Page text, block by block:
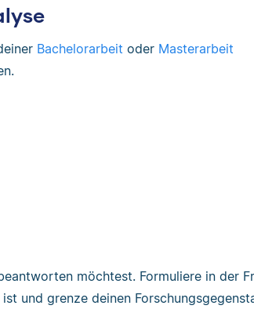
Bachelorarbeit oder Masterarbeit
möchtest. Formuliere in der
und grenze deinen